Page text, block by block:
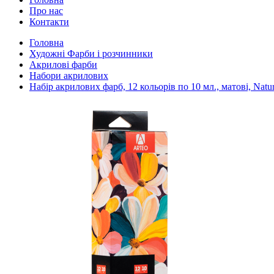
Про нас
Контакти
Головна
Художні Фарби і розчинники
Акрилові фарби
Набори акрилових
Набір акрилових фарб, 12 кольорів по 10 мл., матові,